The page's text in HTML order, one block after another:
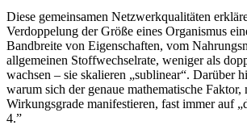
Diese gemeinsamen Netzwerkqualitäten
Verdoppelung der Größe eines Organismus
Bandbreite von Eigenschaften, vom
allgemeinen Stoffwechselrate, weniger als
wachsen – sie skalieren „sublinear“. Darüber
warum sich der genaue mathematische Faktor,
Wirkungsgrade manifestieren, fast immer auf
4.”